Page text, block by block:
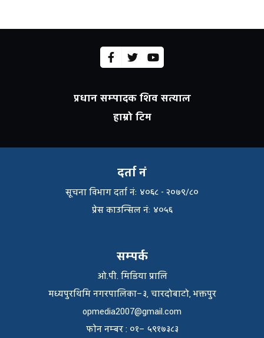
प्रधान सम्पादक शिव सत्याल
हाम्रो टिम
दर्ता नं
सूचना विभाग दर्ता नंः ४०६८ - २०७९/८०
प्रेस काउन्सिल नंः ४०५६
सम्पर्क
ओ.पी. मिडिया प्रालि
मध्यपुरथिमि नगरपालिका–३, चारदोबाटो, भक्तपुर
opmedia2007@gmail.com
फाेन नम्बर : ०१– ५९१७३८३